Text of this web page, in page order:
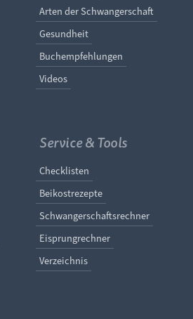
Arten der Schwangerschaft
Gesundheit
Buchempfehlungen
Videos
Service & Tools
Navigation
Checklisten
Beikostrezepte
Schwangerschaftsrechner
Eisprungrechner
Verzeichnis